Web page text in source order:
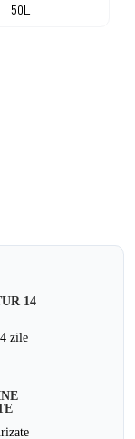
50L
14
zile